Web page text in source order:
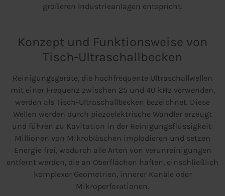
größeren Industrieanlagen entspricht.
Konzept und Funktionsweise von
Tisch-Ultraschallbecken
Reinigungsgeräte, die hochfrequente Ultraschallwellen
mit einer Frequenz zwischen 25 und 40 kHz verwenden,
werden als Tisch-Ultraschallbecken bezeichnet. Diese
Wellen werden durch piezoelektrische Wandler erzeugt
und führen zu Kavitation in der Reinigungsflüssigkeit:
Millionen von Mikrobläschen implodieren und setzen
Energie frei, wodurch alle Arten von Verunreinigungen
entfernt werden, die an Oberflächen haften, einschließlich
komplexer Geometrien, innerer Kanäle oder
Mikroperforationen.